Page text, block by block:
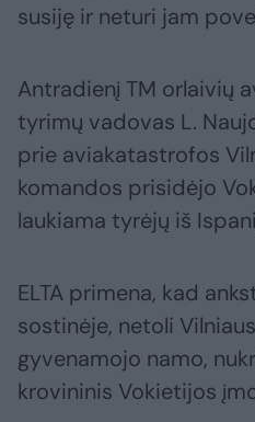
susiję ir neturi jam
Antradienį TM orlaivių
tyrimų vadovas L.
prie aviakatastrofos
komandos prisidėjo
laukiama tyrėjų iš
ELTA primena, kad
sostinėje, netoli
gyvenamojo namo,
krovininis Vokietijos